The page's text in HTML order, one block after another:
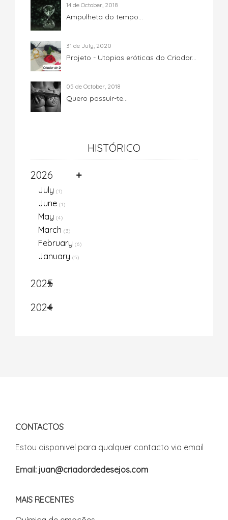
14 de October, 2018
Ampulheta do tempo...
31 de July, 2020
Projeto - Utopias eróticas do Criador...
05 de October, 2018
Quero possuir-te...
HISTÓRICO
2026
July (1)
June (1)
May (4)
March (3)
February (6)
January (5)
2025
2024
CONTACTOS
Estou disponivel para qualquer contacto via email
Email: juan@criadordedesejos.com
MAIS RECENTES